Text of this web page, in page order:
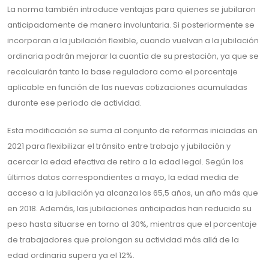
La norma también introduce ventajas para quienes se jubilaron
anticipadamente de manera involuntaria. Si posteriormente se
incorporan a la jubilación flexible, cuando vuelvan a la jubilación
ordinaria podrán mejorar la cuantía de su prestación, ya que se
recalcularán tanto la base reguladora como el porcentaje
aplicable en función de las nuevas cotizaciones acumuladas
durante ese periodo de actividad.
Esta modificación se suma al conjunto de reformas iniciadas en
2021 para flexibilizar el tránsito entre trabajo y jubilación y
acercar la edad efectiva de retiro a la edad legal. Según los
últimos datos correspondientes a mayo, la edad media de
acceso a la jubilación ya alcanza los 65,5 años, un año más que
en 2018. Además, las jubilaciones anticipadas han reducido su
peso hasta situarse en torno al 30%, mientras que el porcentaje
de trabajadores que prolongan su actividad más allá de la
edad ordinaria supera ya el 12%.